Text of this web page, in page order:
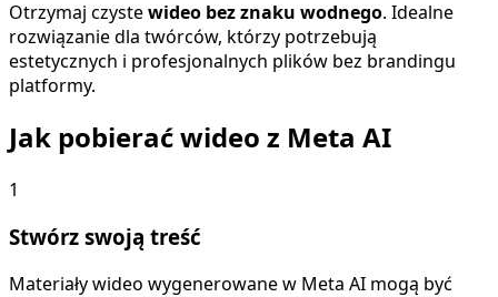
Otrzymaj czystewideo bez znaku wodnego. Idealne
rozwiązanie dla twórców, którzy potrzebują
estetycznych i profesjonalnych plików bez brandingu
platformy.
Jak pobierać wideo z Meta AI
1
Stwórz swoją treść
Materiały wideo wygenerowane w Meta AI mogą być